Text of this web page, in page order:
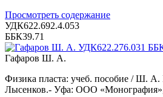
Просмотреть содержание
УДК622.692.4.053
ББК39.71
Гафаров Ш. А.
Физика пласта: учеб. пособие / Ш.
Лысенков.- Уфа: ООО «Монография»,